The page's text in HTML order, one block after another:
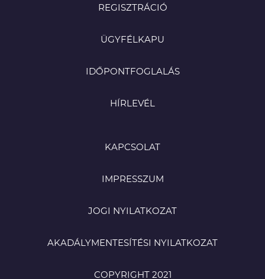
REGISZTRÁCIÓ
ÜGYFÉLKAPU
IDŐPONTFOGLALÁS
HÍRLEVÉL
KAPCSOLAT
IMPRESSZUM
JOGI NYILATKOZAT
AKADÁLYMENTESÍTÉSI NYILATKOZAT
COPYRIGHT 2021